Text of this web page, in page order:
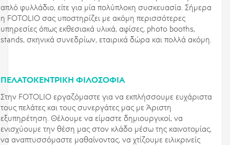
απλό φυλλάδιο, είτε για μία πολύπλοκη συσκευασία. Σήμερα
η FOTOLIO σας υποστηρίζει με ακόμη περισσότερες
υπηρεσίες όπως εκθεσιακά υλικά, αφίσες, photo booths,
stands, σκηνικά συνεδρίων, εταιρικά δώρα και πολλά ακόμη.
ΠΕΛΑΤΟΚΕΝΤΡΙΚΉ ΦΙΛΟΣΟΦΊΑ
Στην FOTOLIO εργαζόμαστε για να εκπλήσσουμε ευχάριστα
τους πελάτες και τους συνεργάτες μας με Άριστη
εξυπηρέτηση. Θέλουμε να είμαστε δημιουργικοί, να
ενισχύουμε την θέση μας στον κλάδο μέσω της καινοτομίας,
να αναπτυσσόμαστε μαθαίνοντας, να χτίζουμε ειλικρινείς